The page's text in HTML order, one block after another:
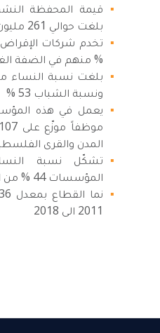
قيمة المحفظة
بلغت حوالي 261 مليون دولار
% منهم في الضفة الغربية و 30 %
ونسبة الشباب 53 %
المدن والقرى
تشكّل نسبة
المؤسسات 44 % من اجمالي عدد الموظفين
2011 الى 2018